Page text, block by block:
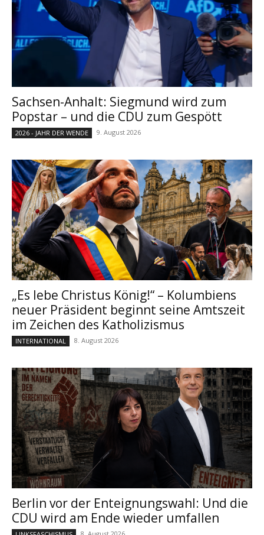
Sachsen-Anhalt: Siegmund wird zum
Popstar – und die CDU zum Gespött
2026 - JAHR DER WENDE 9. August 2026
„Es lebe Christus König!“ – Kolumbiens
neuer Präsident beginnt seine Amtszeit
im Zeichen des Katholizismus
INTERNATIONAL 8. August 2026
Berlin vor der Enteignungswahl: Und die
CDU wird am Ende wieder umfallen